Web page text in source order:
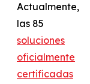
Actualmente,
las 85
soluciones
oficialmente
certificadas